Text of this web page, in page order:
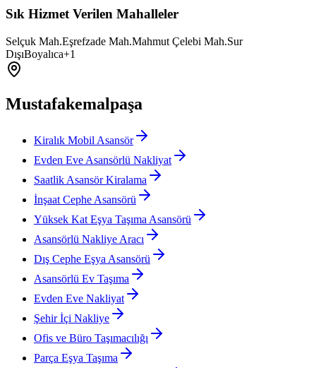
Sık Hizmet Verilen Mahalleler
Selçuk Mah.Eşrefzade Mah.Mahmut Çelebi Mah.Sur
DışıBoyalıca+1
Mustafakemalpaşa
Kiralık Mobil Asansör
Evden Eve Asansörlü Nakliyat
Saatlik Asansör Kiralama
İnşaat Cephe Asansörü
Yüksek Kat Eşya Taşıma Asansörü
Asansörlü Nakliye Aracı
Dış Cephe Eşya Asansörü
Asansörlü Ev Taşıma
Evden Eve Nakliyat
Şehir İçi Nakliye
Ofis ve Büro Taşımacılığı
Parça Eşya Taşıma